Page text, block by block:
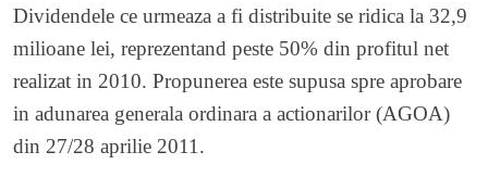
Dividendele ce urmeaza a fi distribuite se ridica la 32,9
milioane lei, reprezentand peste 50% din profitul net
realizat in 2010. Propunerea este supusa spre aprobare
in adunarea generala ordinara a actionarilor (AGOA)
din 27/28 aprilie 2011.